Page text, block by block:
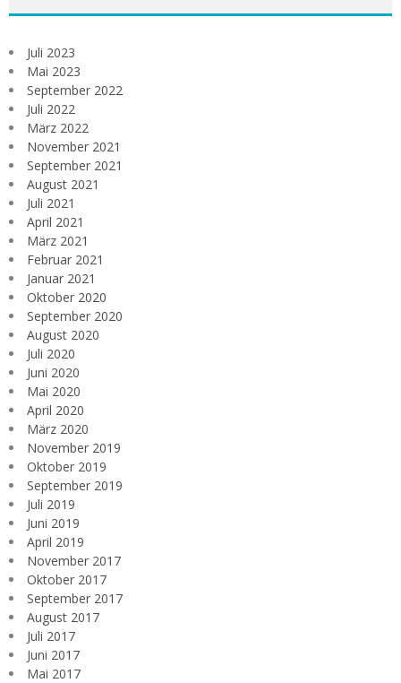
Juli 2023
Mai 2023
September 2022
Juli 2022
März 2022
November 2021
September 2021
August 2021
Juli 2021
April 2021
März 2021
Februar 2021
Januar 2021
Oktober 2020
September 2020
August 2020
Juli 2020
Juni 2020
Mai 2020
April 2020
März 2020
November 2019
Oktober 2019
September 2019
Juli 2019
Juni 2019
April 2019
November 2017
Oktober 2017
September 2017
August 2017
Juli 2017
Juni 2017
Mai 2017